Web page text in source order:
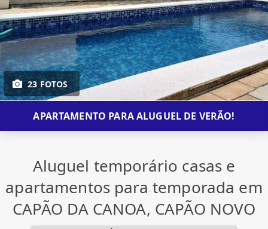
23 FOTOS
APARTAMENTO PARA ALUGUEL DE VERÃO!
Aluguel temporário casas e
apartamentos para temporada em
CAPÃO DA CANOA, CAPÃO NOVO